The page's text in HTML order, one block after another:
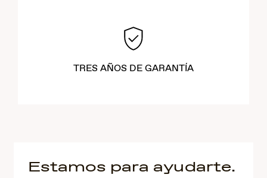
TRES AÑOS DE GARANTÍA
Estamos para ayudarte.